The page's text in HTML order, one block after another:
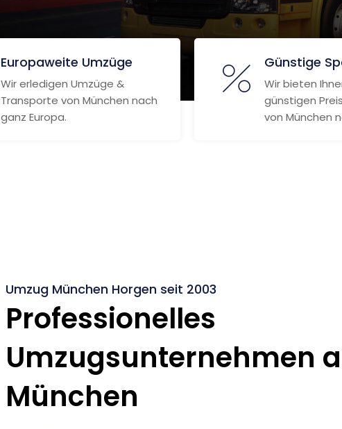
Europaweite Umzüge
Wir erledigen Umzüge &
Transporte von München nach
ganz Europa.
Günstige
Wir bieten
günstigen
von München
Umzug München Horgen seit 2003
Professionelles
Umzugsunternehmen
München